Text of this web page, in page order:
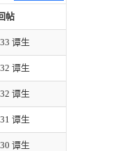
帖
谭生
谭生
谭生
谭生
谭生